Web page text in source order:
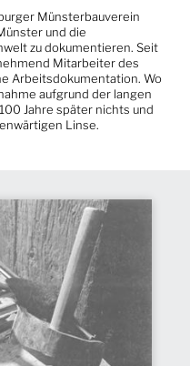
Münsterbauverein
und die
zu dokumentieren. Seit
Mitarbeiter des
Arbeitsdokumentation. Wo
aufgrund der langen
Jahre später nichts und
Linse.